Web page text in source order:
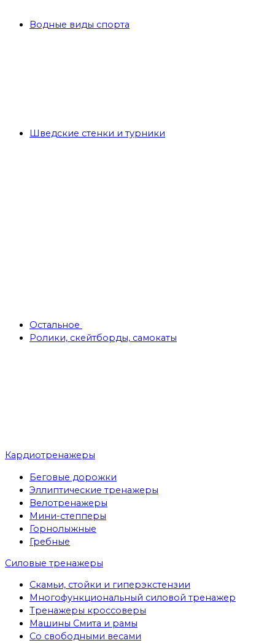
Водные виды спорта
Шведские стенки и турники
Остальное
Ролики, скейтборды, самокаты
Кардиотренажеры
Беговые дорожки
Эллиптические тренажеры
Велотренажеры
Мини-степперы
Горнолыжные
Гребные
Cиловые тренажеры
Скамьи, стойки и гиперэкстензии
Многофункциональный силовой тренажер
Тренажеры кроссоверы
Машины Смита и рамы
Со свободными весами